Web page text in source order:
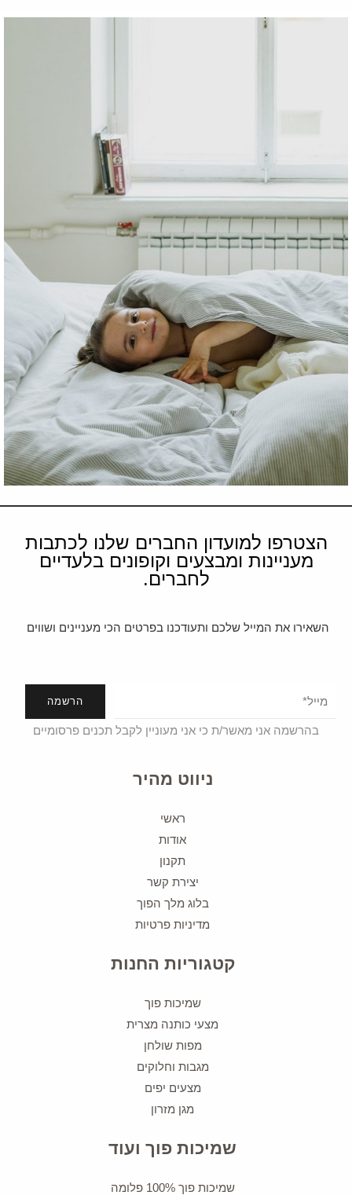
הצטרפו למועדון החברים שלנו לכתבות
מעניינות ומבצעים וקופונים בלעדיים
לחברים.
השאירו את המייל שלכם ותעודכנו בפרטים הכי מעניינים ושווים
הרשמה
בהרשמה אני מאשר/ת כי אני מעוניין לקבל תכנים פרסומיים
ניווט מהיר
ראשי
אודות
תקנון
יצירת קשר
בלוג מלך הפוך
מדיניות פרטיות
קטגוריות החנות
שמיכות פוך
מצעי כותנה מצרית
מפות שולחן
מגבות וחלוקים
מצעים יפים
מגן מזרון
שמיכות פוך ועוד
שמיכות פוך 100% פלומה